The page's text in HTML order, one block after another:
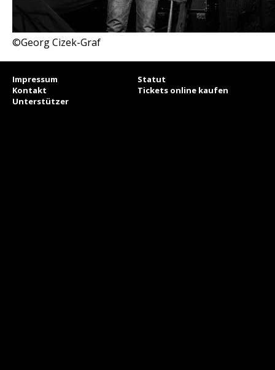
©Georg Cizek-Graf
Impressum
Statut
Kontakt
Tickets online kaufen
Unterstützer